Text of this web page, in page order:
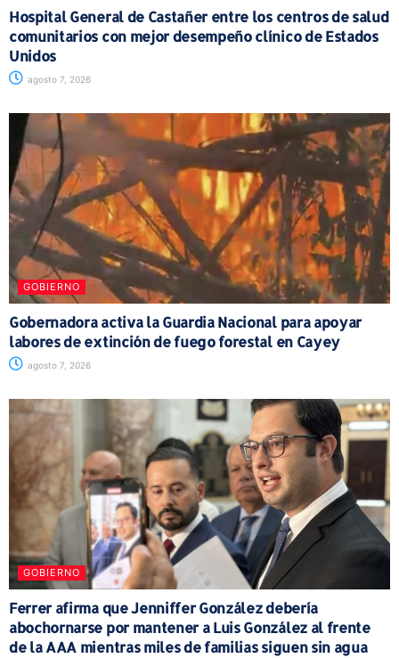
Hospital General de Castañer entre los centros de salud
comunitarios con mejor desempeño clínico de Estados
Unidos
agosto 7, 2026
GOBIERNO
Gobernadora activa la Guardia Nacional para apoyar
labores de extinción de fuego forestal en Cayey
agosto 7, 2026
GOBIERNO
Ferrer afirma que Jenniffer González debería
abochornarse por mantener a Luis González al frente
de la AAA mientras miles de familias siguen sin agua